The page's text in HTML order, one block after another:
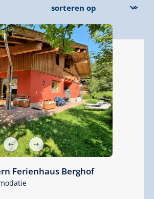
Ferienhaus Berghof